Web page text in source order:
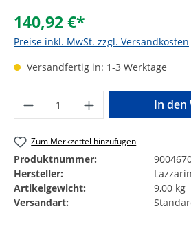
140,92 €*
Preise inkl. MwSt. zzgl. Versandkosten
Versandfertig in: 1-3 Werktage
Produkt Anzahl: GibIn den
Zum Merkzettel hinzufügen
Produktnummer:
Hersteller:
Artikelgewicht:
9,00 kg
Versandart: